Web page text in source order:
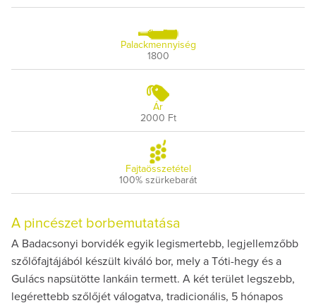
Palackmennyiség
1800
Ár
2000 Ft
Fajtaösszetétel
100% szürkebarát
A pincészet borbemutatása
A Badacsonyi borvidék egyik legismertebb, legjellemzőbb
szőlőfajtájából készült kiváló bor, mely a Tóti-hegy és a
Gulács napsütötte lankáin termett. A két terület legszebb,
legérettebb szőlőjét válogatva, tradicionális, 5 hónapos